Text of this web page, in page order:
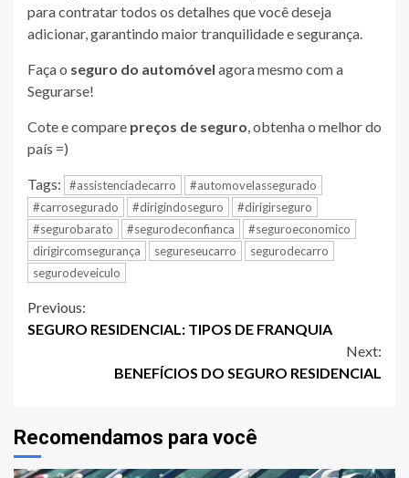
para contratar todos os detalhes que você deseja
adicionar, garantindo maior tranquilidade e segurança.
Faça o seguro do automóvel agora mesmo com a
Segurarse!
Cote e compare preços de seguro, obtenha o melhor do
país =)
Tags: #assistenciadecarro
#automovelassegurado
#carrosegurado
#dirigindoseguro
#dirigirseguro
#segurobarato
#segurodeconfianca
#seguroeconomico
dirigircomsegurança
segureseucarro
segurodecarro
segurodeveiculo
Continue
Previous:
SEGURO RESIDENCIAL: TIPOS DE FRANQUIA
Next:
BENEFÍCIOS DO SEGURO RESIDENCIAL
Recomendamos para você